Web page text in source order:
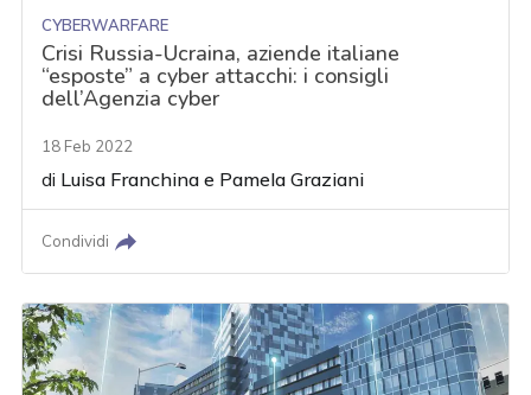
CYBERWARFARE
Crisi Russia-Ucraina, aziende italiane
“esposte” a cyber attacchi: i consigli
dell’Agenzia cyber
18 Feb 2022
di Luisa Franchina e Pamela Graziani
Condividi